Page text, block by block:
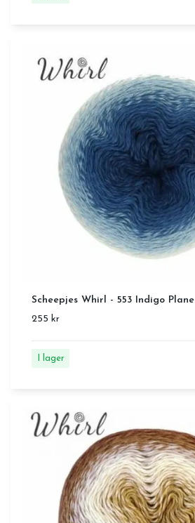
Scheepjes Whirl - 553 Indigo Plane
255 kr
I lager